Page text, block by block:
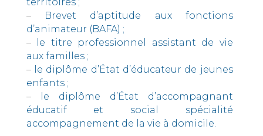
–
Brevet d’aptitude aux fonctions
d’animateur (BAFA) ;
–
le titre professionnel assistant de vie
aux familles ;
– le diplôme d’État d’éducateur de jeunes
enfants ;
–
le diplôme d’État d’accompagnant
éducatif et social spécialité
accompagnement de la vie à domicile.